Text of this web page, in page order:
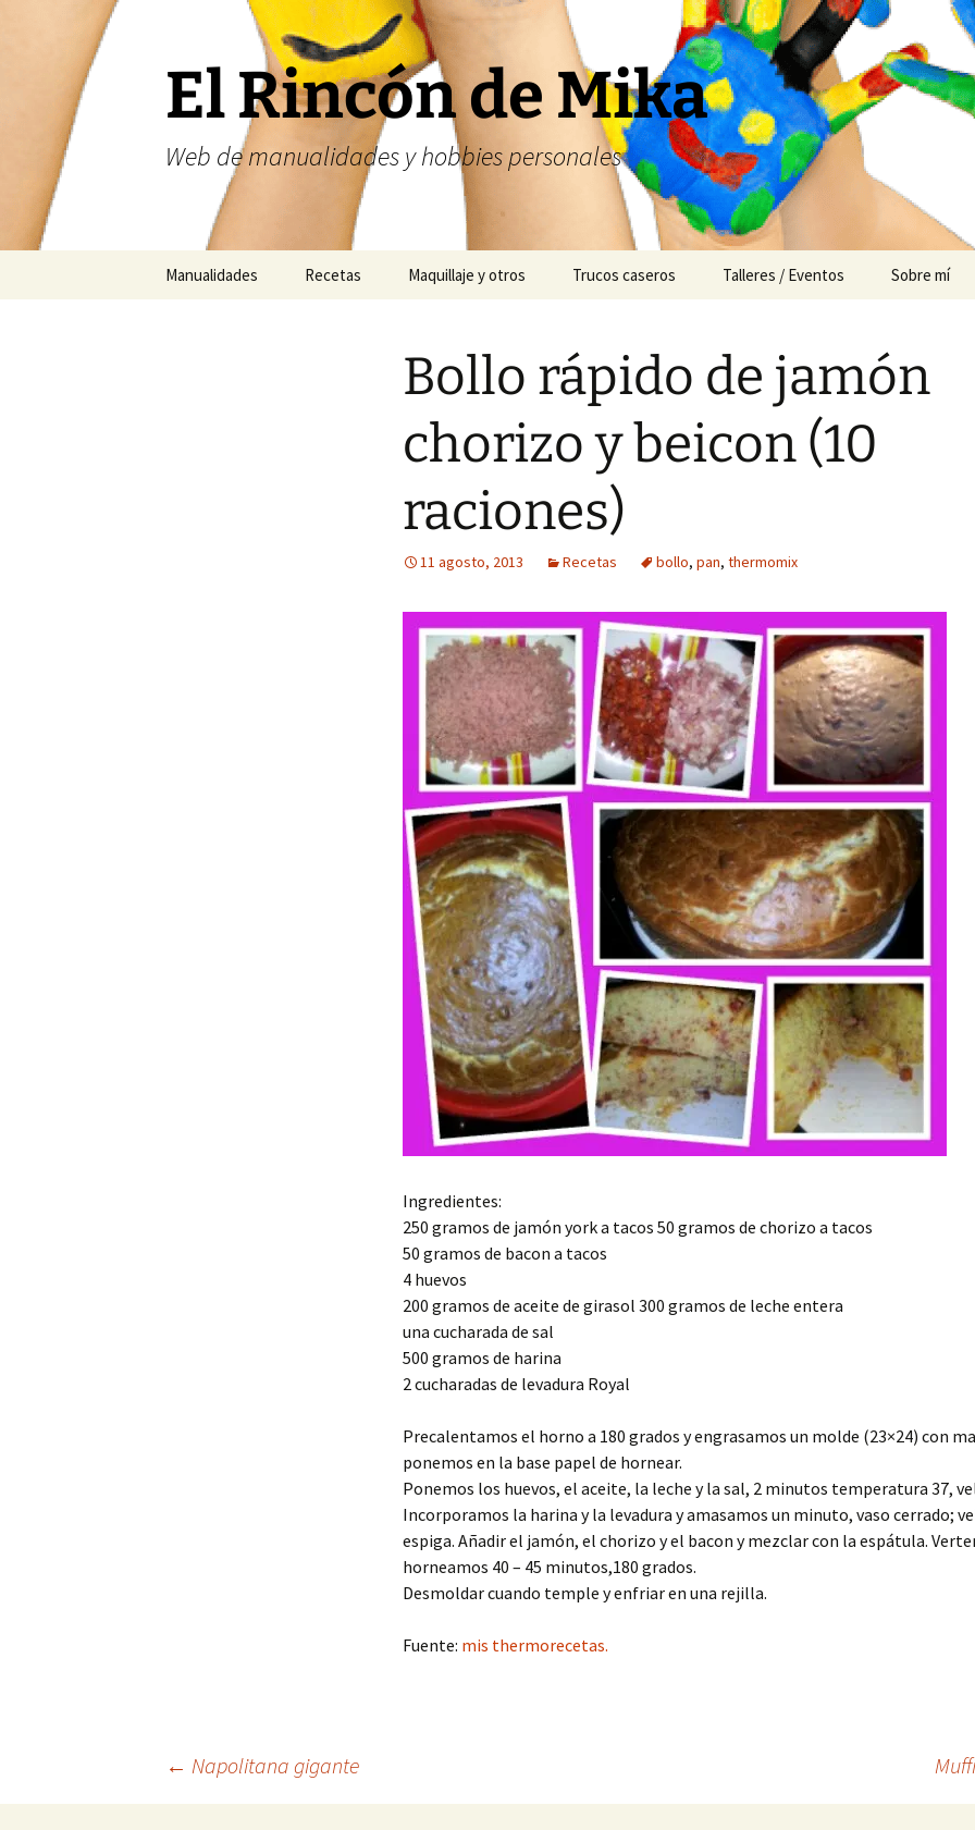
El Rincón de Mika
Web de manualidades y hobbies personales
Manualidades Recetas Maquillaje y otros Trucos caseros Talleres / Eventos
Mesas dulces
Sobre mí
Bollo rápido de jamón
chorizo y beicon (10
raciones)
11 agosto, 2013 Recetas bollo, pan, thermomix
Ingredientes:
250 gramos de jamón york a tacos 50 gramos de chorizo a tacos
50 gramos de bacon a tacos
4 huevos
200 gramos de aceite de girasol 300 gramos de leche entera
una cucharada de sal
500 gramos de harina
2 cucharadas de levadura Royal
Precalentamos el horno a 180 grados y engrasamos un molde (23×24) con
ponemos en la base papel de hornear.
Ponemos los huevos, el aceite, la leche y la sal, 2 minutos temperatura 37,
Incorporamos la harina y la levadura y amasamos un minuto, vaso cerrado;
espiga. Añadir el jamón, el chorizo y el bacon y mezclar con la espátula.
horneamos 40 – 45 minutos,180 grados.
Desmoldar cuando temple y enfriar en una rejilla.
Fuente: mis thermorecetas.
Navegación
← Napolitana gigante